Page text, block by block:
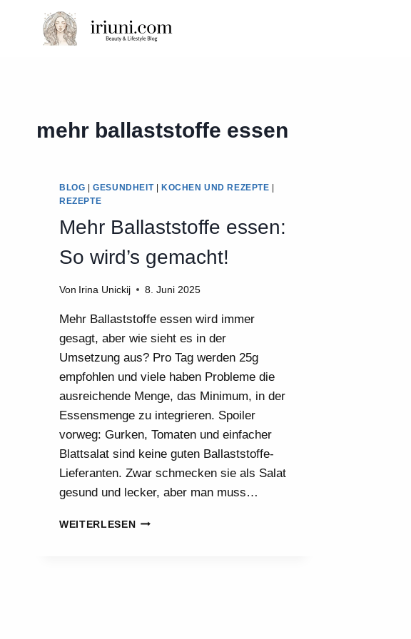
springen
mehr ballaststoffe essen
BLOG |GESUNDHEIT| KOCHEN UND REZEPTE
REZEPTE
Mehr Ballaststoffe essen:
So wird’s gemacht!
Von Irina Unickij 8. Juni 2025
Mehr Ballaststoffe essen wird immer
gesagt, aber wie sieht es in der
Umsetzung aus? Pro Tag werden 25g
empfohlen und viele haben Probleme die
ausreichende Menge, das Minimum, in der
Essensmenge zu integrieren. Spoiler
vorweg: Gurken, Tomaten und einfacher
Blattsalat sind keine guten Ballaststoffe-
Lieferanten. Zwar schmecken sie als Salat
gesund und lecker, aber man muss…
WEITERLESENMEHR